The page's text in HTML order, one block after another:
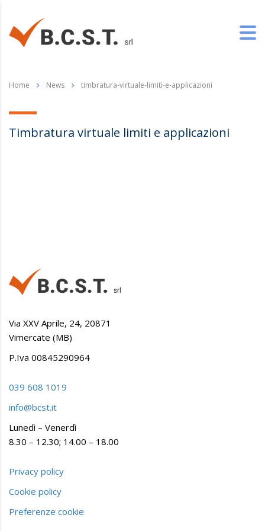
Home News timbratura-virtuale-limiti-e-applicazioni
Timbratura virtuale limiti e applicazioni
Via XXV Aprile, 24, 20871
Vimercate (MB)
P.Iva 00845290964
039 608 1019
info@bcst.it
Lunedì – Venerdì
8.30 – 12.30; 14.00 – 18.00
Privacy policy
Cookie policy
Preferenze cookie